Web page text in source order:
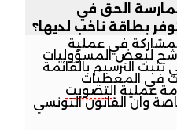
الحق في
بطاقة ناخب لديها؟
في عملية
لبعض المسؤوليات
الترسيم بالقائمة
في المعطيات
عمليةالتصويت
وان القانون التونسي